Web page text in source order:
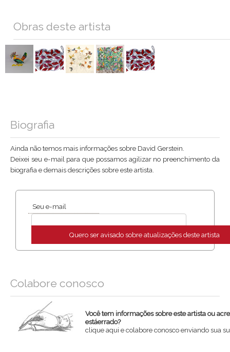
Obras deste artista
Biografia
Ainda não temos mais informações sobre David Gerstein.
Deixei seu e-mail para que possamos agilizar no preenchimento da
biografia e demais descrições sobre este artista.
Seu e-mail
Quero ser avisado sobre atualizações deste artista
Colabore conosco
Você tem informações sobre este artista ou
estáerrado?
clique aqui e colabore conosco enviando sua